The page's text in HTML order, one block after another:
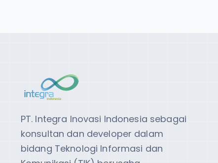
PT. Integra Inovasi Indonesia sebagai
konsultan dan developer dalam
bidang Teknologi Informasi dan